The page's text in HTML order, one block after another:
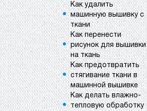
Как удалить
машинную вышивку с
ткани
Как перенести
рисунок для вышивки
на ткань
Как предотвратить
стягивание ткани в
машинной вышивке
Как делать влажно-
тепловую обработку